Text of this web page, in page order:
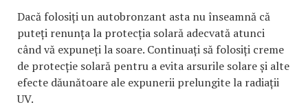
Dacă folosiți un autobronzant asta nu înseamnă că
puteți renunța la protecția solară adecvată atunci
când vă expuneți la soare. Continuați să folosiți creme
de protecție solară pentru a evita arsurile solare și alte
efecte dăunătoare ale expunerii prelungite la radiații
UV.